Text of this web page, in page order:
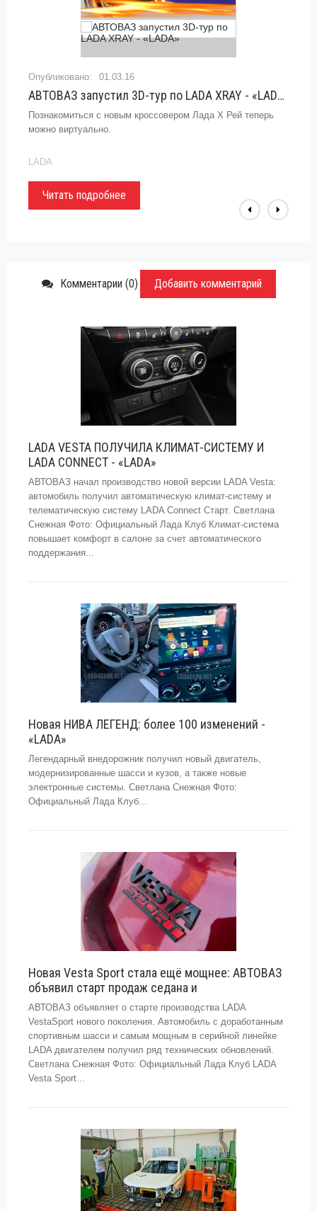
01.03.16
АВТОВАЗ запустил 3D-тур по LADA XRAY - «LADA»
Познакомиться с новым кроссовером Лада Х Рей теперь
можно виртуально.
LADA
Читать подробнее
Комментарии (0) Добавить комментарий
LADA VESTA ПОЛУЧИЛА КЛИМАТ-СИСТЕМУ И
LADA CONNECT - «LADA»
АВТОВАЗ начал производство новой версии LADA Vesta:
автомобиль получил автоматическую климат-систему и
телематическую систему LADA Connect Старт. Светлана
Снежная Фото: Официальный Лада Клуб Климат-система
повышает комфорт в салоне за счет автоматического
поддержания...
Новая НИВА ЛЕГЕНД: более 100 изменений -
«LADA»
Легендарный внедорожник получил новый двигатель,
модернизированные шасси и кузов, а также новые
электронные системы. Светлана Снежная Фото:
Официальный Лада Клуб...
Новая Vesta Sport стала ещё мощнее: АВТОВАЗ
объявил старт продаж седана и
АВТОВАЗ объявляет о старте производства LADA
VestaSport нового поколения. Автомобиль с доработанным
спортивным шасси и самым мощным в серийной линейке
LADA двигателем получил ряд технических обновлений.
Светлана Снежная Фото: Официальный Лада Клуб LADA
Vesta Sport...